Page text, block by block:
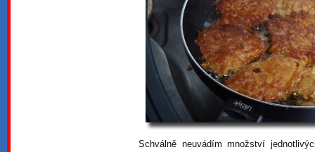
Schválně neuvádím množství